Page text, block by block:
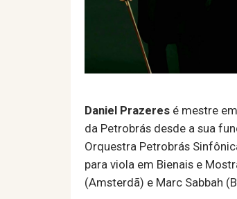
Daniel Prazeres é mestre
da Petrobrás desde a sua
Orquestra Petrobrás
para viola em Bienais e
(Amsterdã) e Marc Sabbah